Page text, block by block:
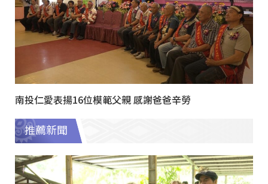
南投仁愛表揚16位模範父親 感謝爸爸辛勞
推薦新聞